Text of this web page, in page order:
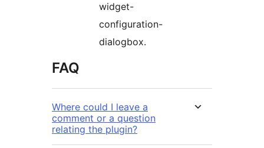
widget-
configuration-
dialogbox.
FAQ
Where could I leave a
comment or a question
relating the plugin?